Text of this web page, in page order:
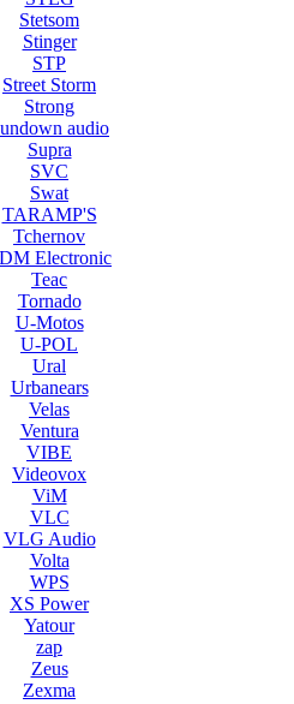
Stetsom
Stinger
STP
Street Storm
Strong
audio
Supra
SVC
Swat
TARAMP'S
Tchernov
Electronic
Teac
Tornado
U-Motos
U-POL
Ural
Urbanears
Velas
Ventura
VIBE
Videovox
ViM
VLC
VLG Audio
Volta
WPS
XS Power
Yatour
zap
Zeus
Zexma